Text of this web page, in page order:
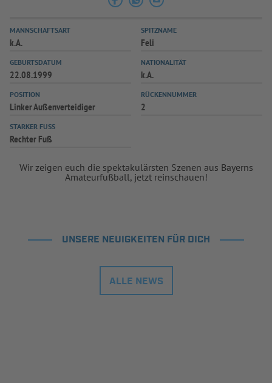
SPIELPLUS
MANNSCHAFTSART
k.A.
SPITZNAME
Feli
GEBURTSDATUM
22.08.1999
NATIONALITÄT
k.A.
POSITION
Linker Außenverteidiger
RÜCKENNUMMER
2
STARKER FUSS
Rechter Fuß
Wir zeigen euch die spektakulärsten Szenen aus Bayerns
Amateurfußball, jetzt reinschauen!
UNSERE NEUIGKEITEN FÜR DICH
ALLE NEWS